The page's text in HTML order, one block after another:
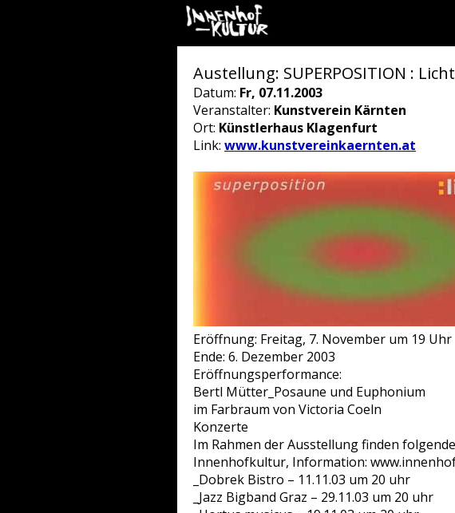
Austellung: SUPERPOSITION :
Datum: Fr, 07.11.2003
Veranstalter: Kunstverein Kärnten
Ort: Künstlerhaus Klagenfurt
Link: www.kunstvereinkaernten.at
Eröffnung: Freitag, 7. November um 19 Uhr
Ende: 6. Dezember 2003
Eröffnungsperformance:
Bertl Mütter_Posaune und Euphonium
im Farbraum von Victoria Coeln
Konzerte
Im Rahmen der Ausstellung finden
Innenhofkultur, Information:
_Dobrek Bistro – 11.11.03 um 20 uhr
_Jazz Bigband Graz – 29.11.03 um 20 uhr